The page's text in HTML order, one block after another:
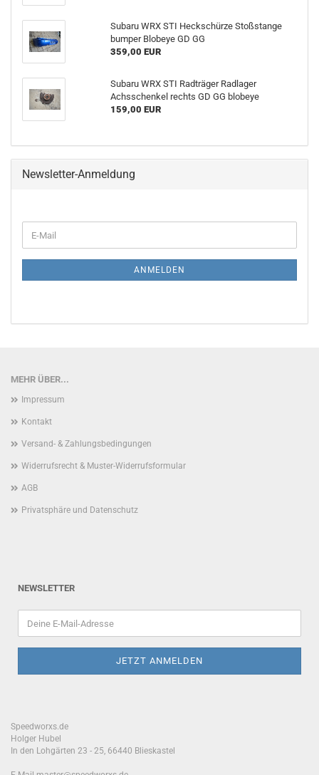
Subaru WRX STI Heckschürze Stoßstange
bumper Blobeye GD GG
359,00 EUR
Subaru WRX STI Radträger Radlager
Achsschenkel rechts GD GG blobeye
159,00 EUR
Newsletter-Anmeldung
ZUR
E-
Mail
ANMELDEN
MEHR ÜBER...
Impressum
Kontakt
Versand- & Zahlungsbedingungen
Widerrufsrecht & Muster-Widerrufsformular
AGB
Privatsphäre und Datenschutz
NEWSLETTER
Speedworxs.de
Holger Hubel
In den Lohgärten 23 - 25, 66440 Blieskastel